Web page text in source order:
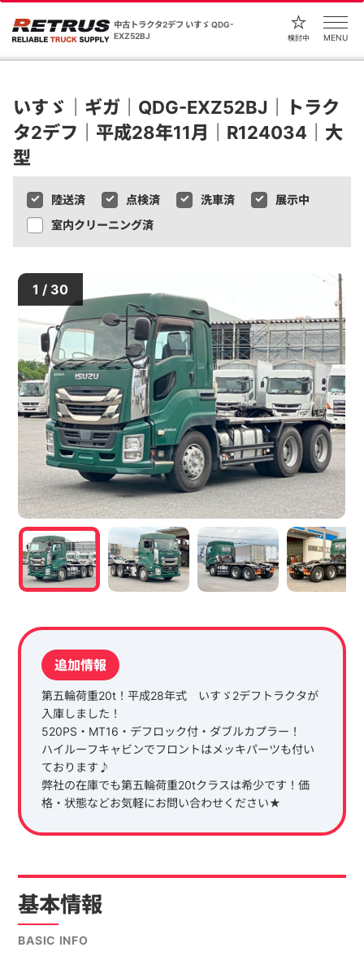
中古トラクタ2デフ いすゞ QDG-
EXZ52BJ
検討中 MENU
いすゞ｜ギガ｜QDG-EXZ52BJ｜トラク
タ2デフ｜平成28年11月｜R124034｜大
型
陸送済 点検済 洗車済
展示中
室内クリーニング済
1 / 30
追加情報
第五輪荷重20t！平成28年式 いすゞ2デフトラクタが
入庫しました！
520PS・MT16・デフロック付・ダブルカプラー！
ハイルーフキャビンでフロントはメッキパーツも付い
ております♪
弊社の在庫でも第五輪荷重20tクラスは希少です！価
格・状態などお気軽にお問い合わせください★
基本情報
BASIC INFO